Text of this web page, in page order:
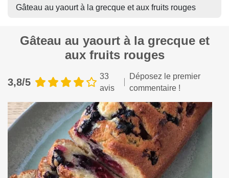
Gâteau au yaourt à la grecque et aux fruits rouges
Gâteau au yaourt à la grecque et
aux fruits rouges
3,8/5
33
avis
Déposez le premier
commentaire !